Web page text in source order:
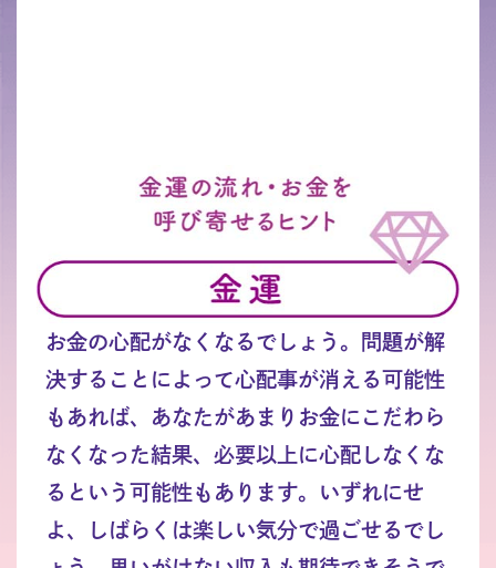
お金の心配がなくなるでしょう。問題が解
決することによって心配事が消える可能性
もあれば、あなたがあまりお金にこだわら
なくなった結果、必要以上に心配しなくな
るという可能性もあります。いずれにせ
よ、しばらくは楽しい気分で過ごせるでし